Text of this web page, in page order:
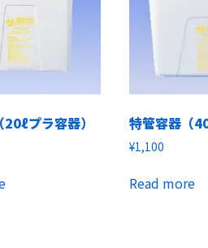
プラ容器） 特管容器（
¥1,100
Read more